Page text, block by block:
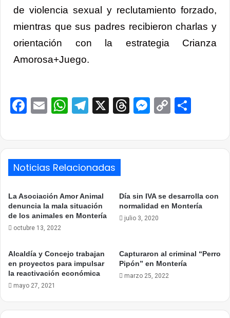
de violencia sexual y reclutamiento forzado,
mientras que sus padres recibieron charlas y
orientación con la estrategia Crianza
Amorosa+Juego.
Facebook
EmailWhatsApp
Telegram
X ThreadsCopy
Noticias Relacionadas
La Asociación Amor Animal
denuncia la mala situación
de los animales en Montería
octubre 13, 2022
Día sin IVA se desarrolla con
normalidad en Montería
julio 3, 2020
Alcaldía y Concejo trabajan
en proyectos para impulsar
la reactivación económica
mayo 27, 2021
Capturaron al criminal “Perro
Pipón” en Montería
marzo 25, 2022